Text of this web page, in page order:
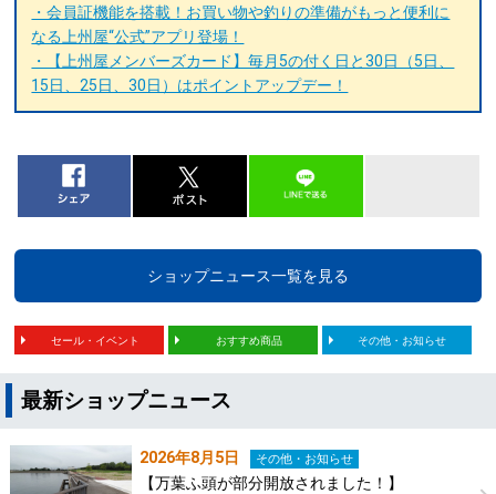
・会員証機能を搭載！お買い物や釣りの準備がもっと便利に
なる上州屋“公式”アプリ登場！
・【上州屋メンバーズカード】毎月5の付く日と30日（5日、
15日、25日、30日）はポイントアップデー！
ショップニュース一覧を見る
セール・イベント おすすめ商品 その他・お知らせ
最新ショップニュース
2026年8月5日 その他・お知らせ
【万葉ふ頭が部分開放されました！】